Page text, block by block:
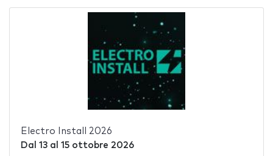
Electro Install 2026
Dal 13al 15 ottobre 2026